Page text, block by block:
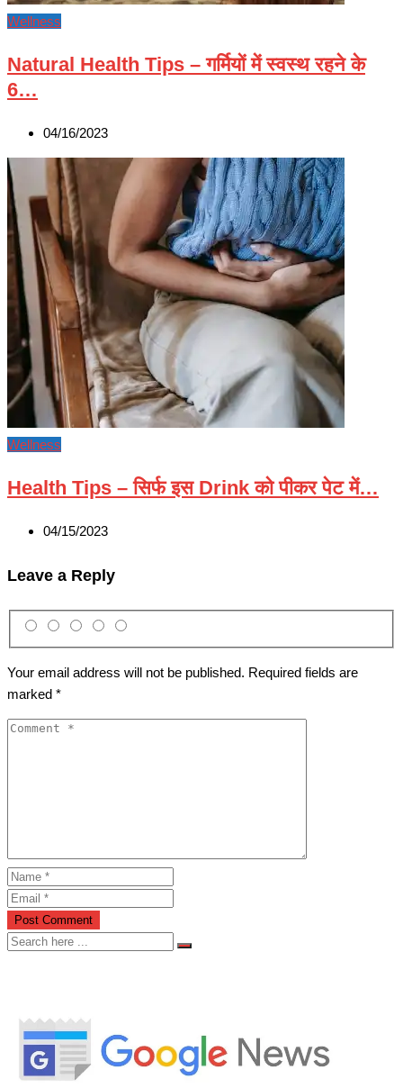
Wellness
Natural Health Tips – गर्मियों में स्वस्थ रहने के
6…
04/16/2023
Wellness
Health Tips – सिर्फ इस Drink को पीकर पेट में…
04/15/2023
Leave a Reply
Your email address will not be published. Required fields are
marked *